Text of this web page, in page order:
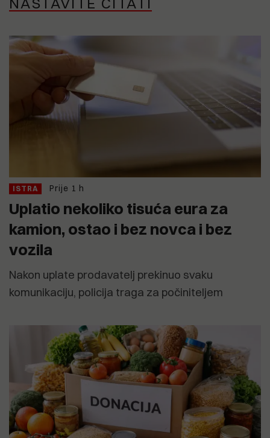
ISTRA Prije 1 h
Uplatio nekoliko tisuća eura za
kamion, ostao i bez novca i bez
vozila
Nakon uplate prodavatelj prekinuo svaku
komunikaciju, policija traga za počiniteljem